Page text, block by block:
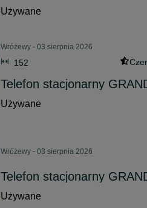
Używane
Wróżewy - 03 sierpnia 2026
152
Telefon stacjonarny
Używane
Wróżewy - 03 sierpnia 2026
Telefon stacjonarny
Używane